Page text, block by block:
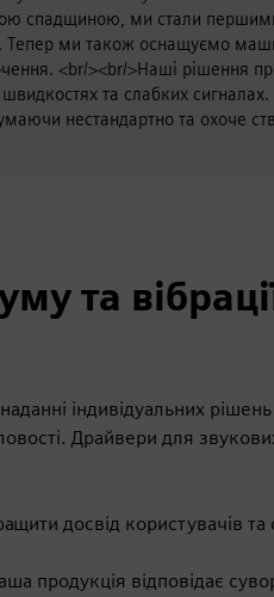
спадщиною, ми стали першими
ми також оснащуємо
<br/><br/>Наші рішення
та слабких
нестандартно та охоче
та
індивідуальних
Драйвери для
досвід користувачів та
продукція відповідає